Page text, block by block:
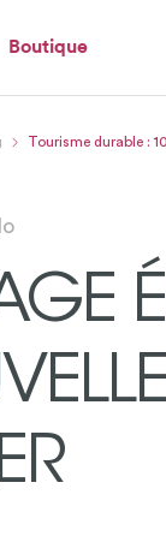
Boutique
Tourisme durable :